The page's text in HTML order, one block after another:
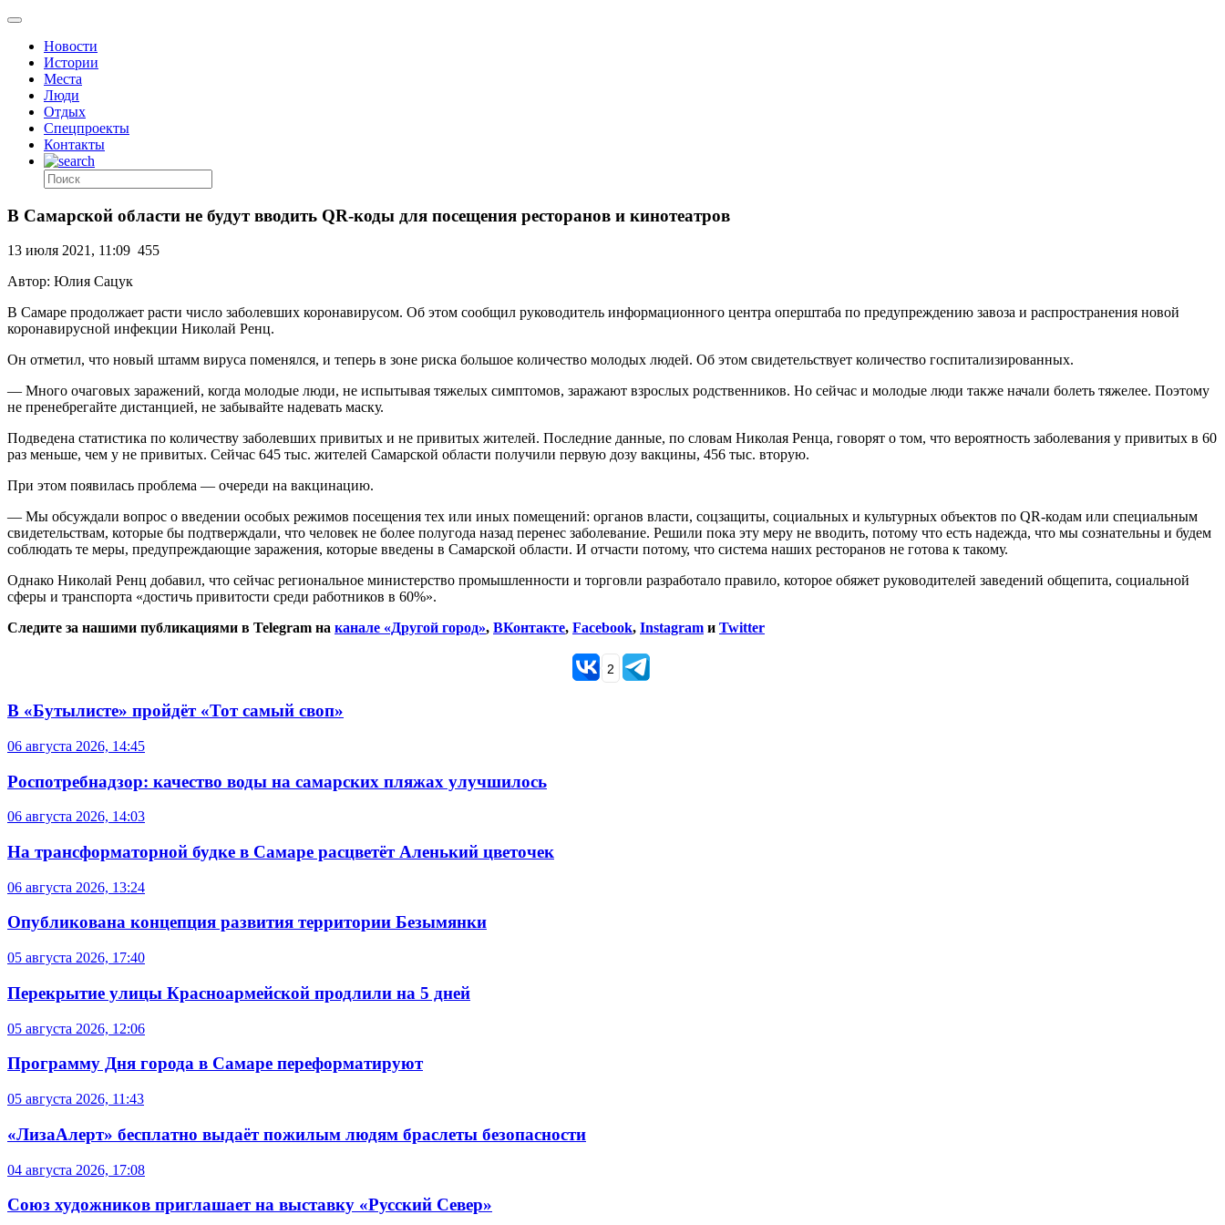
Новости
Истории
Места
Люди
Отдых
Спецпроекты
Контакты
В Самарской области не будут вводить QR-коды для посещения ресторанов и кинотеатров
13 июля 2021, 11:09 455
Автор: Юлия Сацук
В Самаре продолжает расти число заболевших коронавирусом. Об этом сообщил руководитель информационного центра оперштаба по предупреждению завоза и распространения новой
коронавирусной инфекции Николай Ренц.
Он отметил, что новый штамм вируса поменялся, и теперь в зоне риска большое количество молодых людей. Об этом свидетельствует количество госпитализированных.
— Много очаговых заражений, когда молодые люди, не испытывая тяжелых симптомов, заражают взрослых родственников. Но сейчас и молодые люди также начали болеть тяжелее. Поэтому
не пренебрегайте дистанцией, не забывайте надевать маску.
Подведена статистика по количеству заболевших привитых и не привитых жителей. Последние данные, по словам Николая Ренца, говорят о том, что вероятность заболевания у привитых в 60
раз меньше, чем у не привитых. Сейчас 645 тыс. жителей Самарской области получили первую дозу вакцины, 456 тыс. вторую.
При этом появилась проблема — очереди на вакцинацию.
— Мы обсуждали вопрос о введении особых режимов посещения тех или иных помещений: органов власти, соцзащиты, социальных и культурных объектов по QR-кодам или специальным
свидетельствам, которые бы подтверждали, что человек не более полугода назад перенес заболевание. Решили пока эту меру не вводить, потому что есть надежда, что мы сознательны и будем
соблюдать те меры, предупреждающие заражения, которые введены в Самарской области. И отчасти потому, что система наших ресторанов не готова к такому.
Однако Николай Ренц добавил, что сейчас региональное министерство промышленности и торговли разработало правило, которое обяжет руководителей заведений общепита, социальной
сферы и транспорта «достичь привитости среди работников в 60%».
Следите за нашими публикациями в Telegram на канале «Другой город», ВКонтакте, Facebook, Instagram и Twitter
2
В «Бутылисте» пройдёт «Тот самый своп»
06 августа 2026, 14:45
Роспотребнадзор: качество воды на самарских пляжах улучшилось
06 августа 2026, 14:03
На трансформаторной будке в Самаре расцветёт Аленький цветочек
06 августа 2026, 13:24
Опубликована концепция развития территории Безымянки
05 августа 2026, 17:40
Перекрытие улицы Красноармейской продлили на 5 дней
05 августа 2026, 12:06
Программу Дня города в Самаре переформатируют
05 августа 2026, 11:43
«ЛизаАлерт» бесплатно выдаёт пожилым людям браслеты безопасности
04 августа 2026, 17:08
Союз художников приглашает на выставку «Русский Север»